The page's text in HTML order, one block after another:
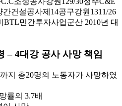
건설공사제14공구강원1311/26
민간투자사업군산 2010년 대
– 4대강 공사 사망 책임
지 총20명의 노동자가 사망하였
률의 3.7배